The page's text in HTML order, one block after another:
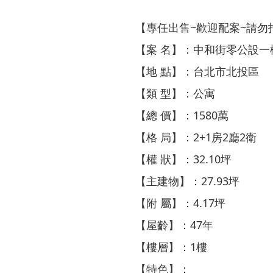
【專任出售~歡迎配案~請勿
【案 名】：中和街零公設
【地 點】：台北市北投區
【類 型】：公寓
【總 價】：1580萬
【格 局】：2+1房2廳2衛
【權 狀】：32.10坪
【主建物】：27.93坪
【附 屬】：4.17坪
【屋齡】：47年
【樓層】：1樓
【特色】：